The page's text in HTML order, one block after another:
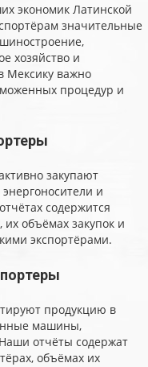
экономик Латинской
значительные
хозяйство и
Мексику важно
процедур и
закупают
и
содержится
объёмах закупок и
экспортёрами.
продукцию в
машины,
отчёты содержат
объёмах их